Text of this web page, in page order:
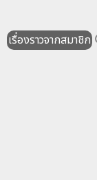
เรื่องราวจากสมาชิก